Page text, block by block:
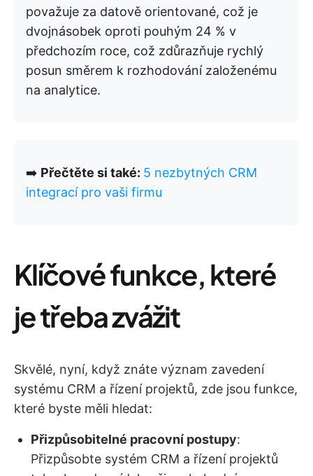
považuje za datově orientované, což je
dvojnásobek oproti pouhým 24 % v
předchozím roce, což zdůrazňuje rychlý
posun směrem k rozhodování založenému
na analytice.
➡️ Přečtěte si také: 5 nezbytných CRM
integrací pro vaši firmu
Klíčové funkce, které
je třeba zvážit
Skvělé, nyní, když znáte význam zavedení
systému CRM a řízení projektů, zde jsou funkce,
které byste měli hledat:
Přizpůsobitelné pracovní postupy:
Přizpůsobte systém CRM a řízení projektů